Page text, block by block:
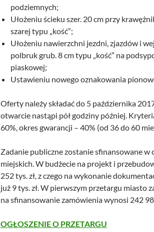
podziemnych;
Ułożeniu ścieku szer. 20 cm przy
szarej typu „kość”;
Ułożeniu nawierzchni jezdni, zjazdów i
polbruk grub. 8 cm typu „kość” na
piaskowej;
Ustawieniu nowego oznakowania
Oferty należy składać do 5 października
otwarcie nastąpi pół godziny później.
60%, okres gwarancji – 40% (od 36 do 60
Zadanie publiczne zostanie sfinansowane w
miejskich. W budżecie na projekt i
252 tys. zł, z czego na wykonanie
już 9 tys. zł. W pierwszym przetargu miasto
na sfinansowanie zamówienia wynosi 242
OGŁOSZENIE O PRZETARGU